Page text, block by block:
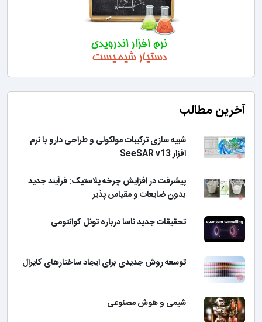
آخرین مطالب
شبیه سازی ترکیبات مولکولی و طراحی دارو با نرم
افزار SeeSAR v13
پیشرفت در افزایش چرخه پلاستیک: فرآیند جدید
بدون ضایعات و مقیاس پذیر
تحقیقات جدید ناسا درباره تونل کوانتومی
توسعه روش جدیدی برای ایجاد ساختارهای کایرال
شیمی و هوش مصنوعی